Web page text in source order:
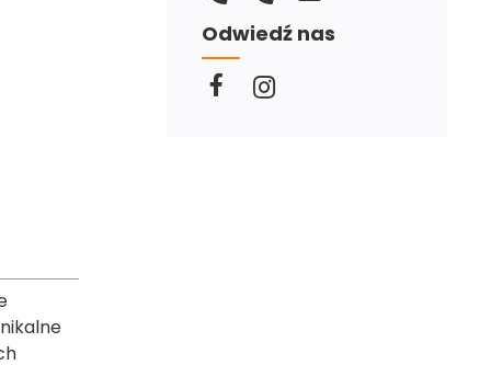
Odwiedź nas